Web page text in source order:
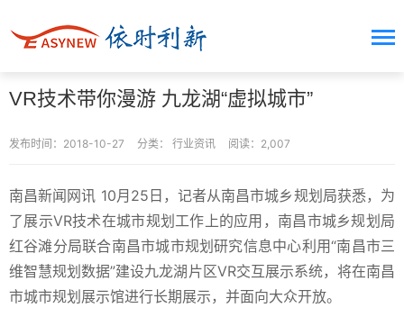
VR技术带你漫游 九龙湖“虚拟城市”
发布时间：2018-10-27 分类： 行业资讯 阅读：2,007
南昌新闻网讯 10月25日，记者从南昌市城乡规划局获悉，为
了展示VR技术在城市规划工作上的应用，南昌市城乡规划局
红谷滩分局联合南昌市城市规划研究信息中心利用“南昌市三
维智慧规划数据”建设九龙湖片区VR交互展示系统，将在南昌
市城市规划展示馆进行长期展示，并面向大众开放。